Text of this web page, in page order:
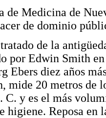
de Medicina de
de dominio
de la
por Edwin Smith
Ebers diez años
mide 20 metros de
C. y es el más
higiene. Reposa